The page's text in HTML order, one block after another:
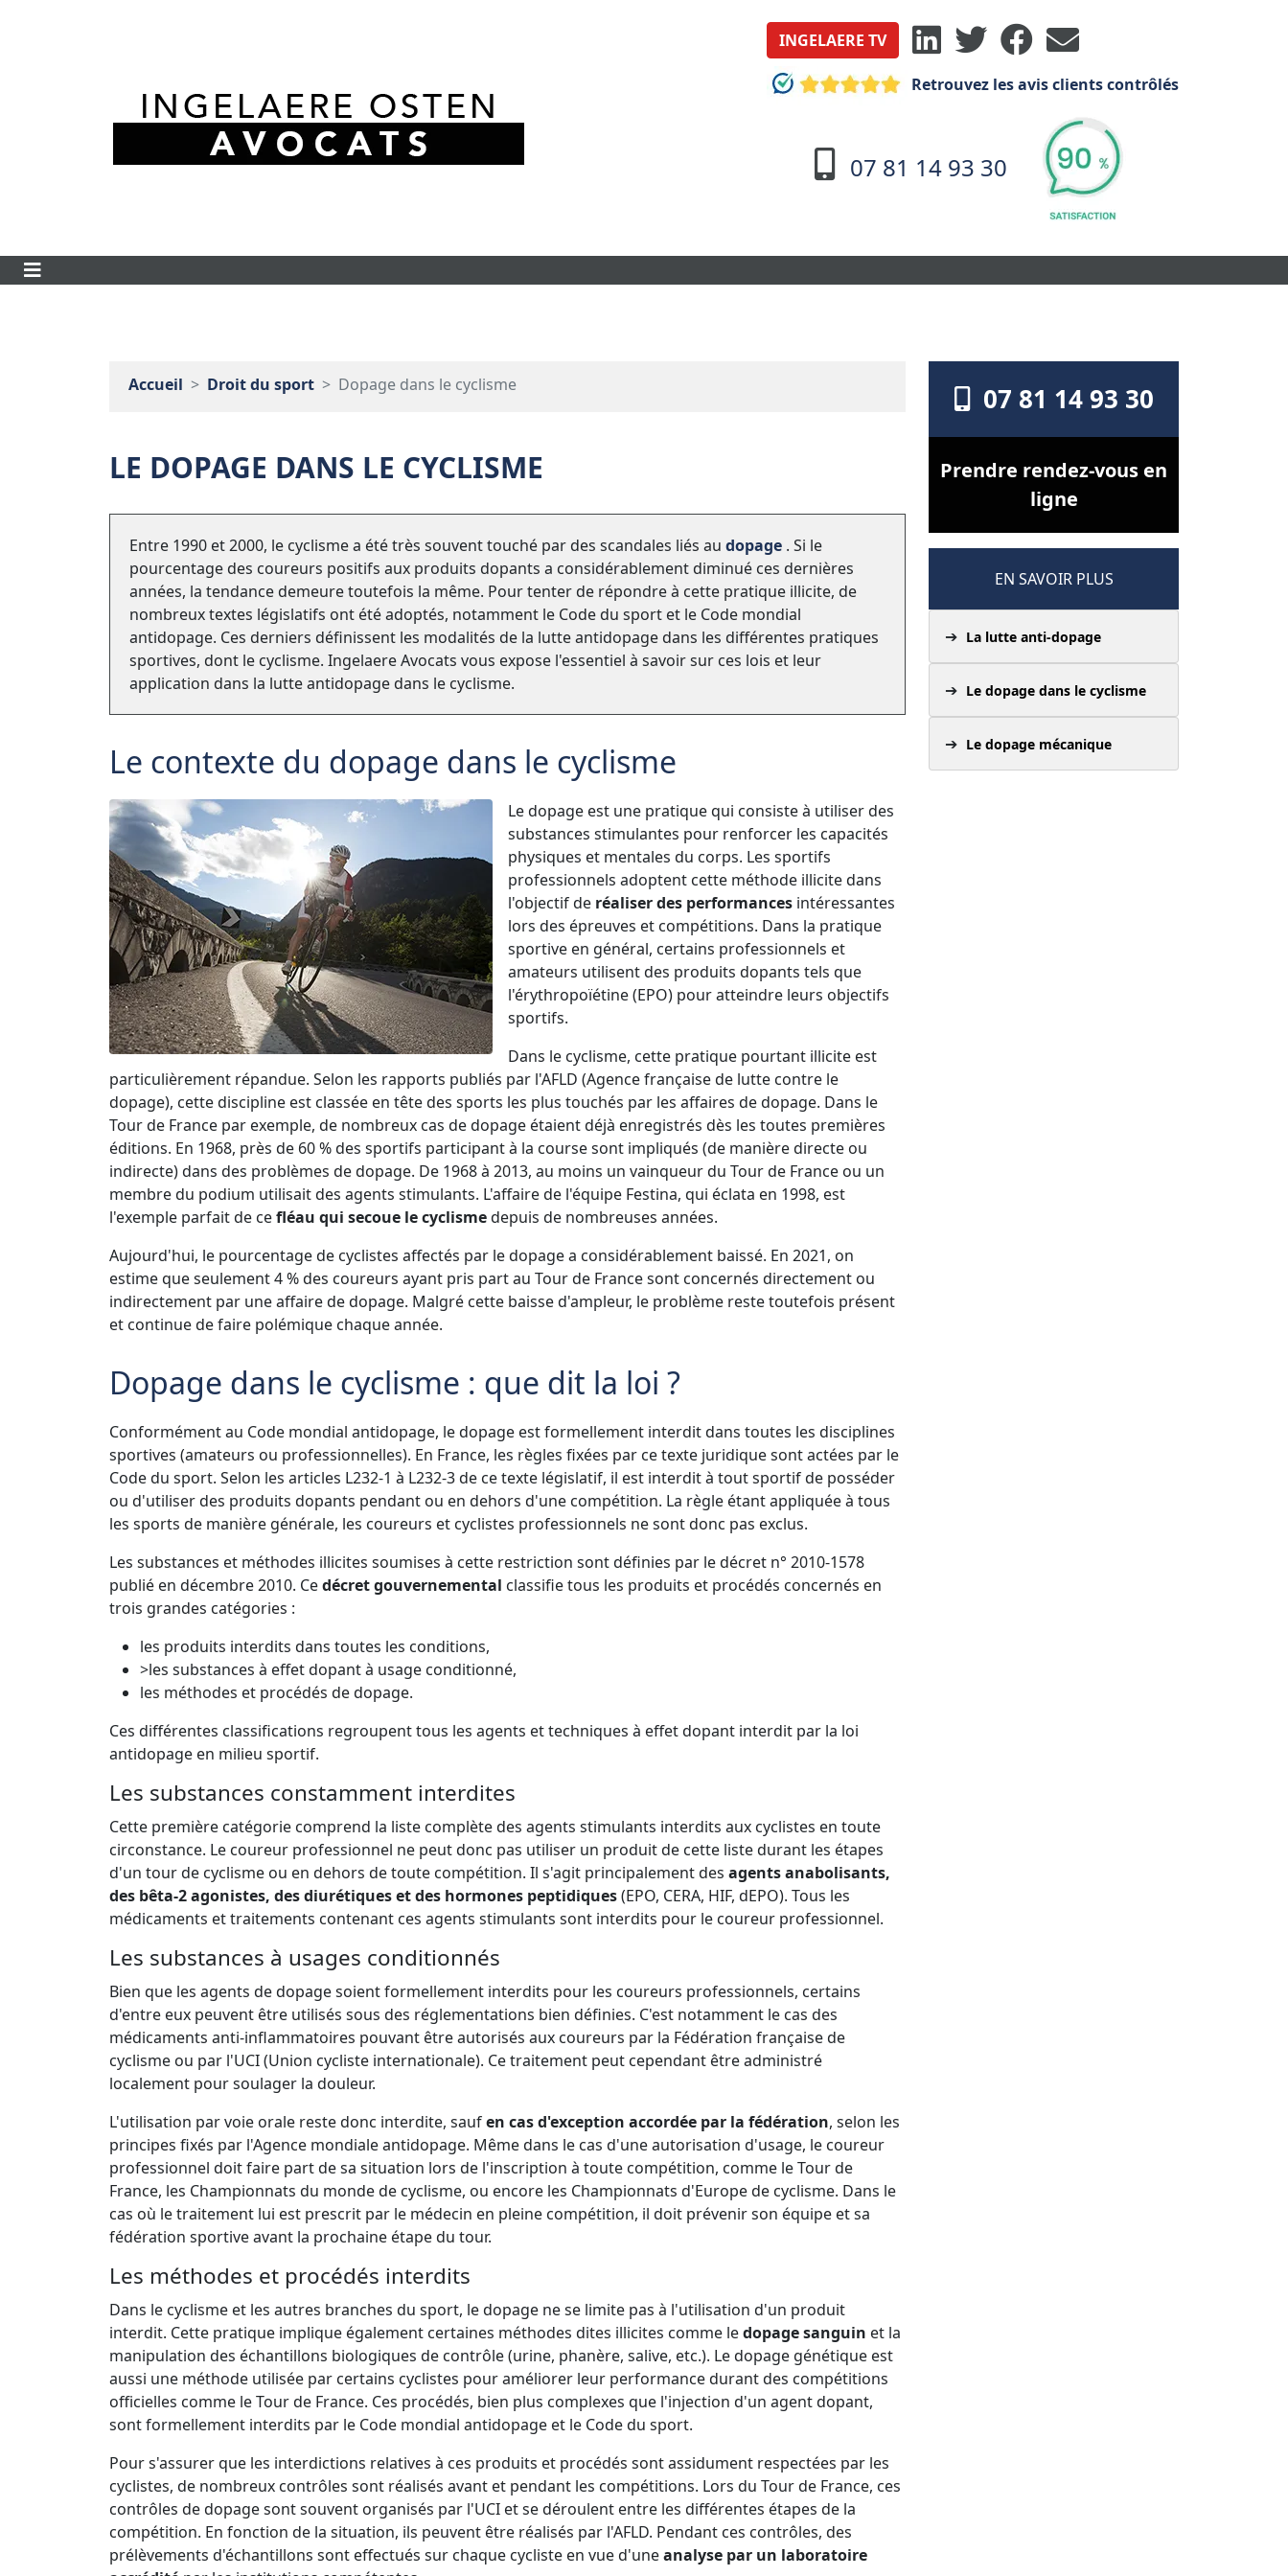
INGELAERE TV
Retrouvez les avis clients contrôlés
07 81 14 93 30
Accueil Droit du sport Dopage dans le cyclisme
LE DOPAGE DANS LE CYCLISME
Entre 1990 et 2000, le cyclisme a été très souvent touché par des scandales liés au dopage . Si le
pourcentage des coureurs positifs aux produits dopants a considérablement diminué ces dernières
années, la tendance demeure toutefois la même. Pour tenter de répondre à cette pratique illicite, de
nombreux textes législatifs ont été adoptés, notamment le Code du sport et le Code mondial
antidopage. Ces derniers définissent les modalités de la lutte antidopage dans les différentes pratiques
sportives, dont le cyclisme. Ingelaere Avocats vous expose l'essentiel à savoir sur ces lois et leur
application dans la lutte antidopage dans le cyclisme.
Le contexte du dopage dans le cyclisme
Le dopage est une pratique qui consiste à utiliser des
substances stimulantes pour renforcer les capacités
physiques et mentales du corps. Les sportifs
professionnels adoptent cette méthode illicite dans
l'objectif de réaliser des performances intéressantes
lors des épreuves et compétitions. Dans la pratique
sportive en général, certains professionnels et
amateurs utilisent des produits dopants tels que
l'érythropoïétine (EPO) pour atteindre leurs objectifs
sportifs.
Dans le cyclisme, cette pratique pourtant illicite est
particulièrement répandue. Selon les rapports publiés par l'AFLD (Agence française de lutte contre le
dopage), cette discipline est classée en tête des sports les plus touchés par les affaires de dopage. Dans le
Tour de France par exemple, de nombreux cas de dopage étaient déjà enregistrés dès les toutes premières
éditions. En 1968, près de 60 % des sportifs participant à la course sont impliqués (de manière directe ou
indirecte) dans des problèmes de dopage. De 1968 à 2013, au moins un vainqueur du Tour de France ou un
membre du podium utilisait des agents stimulants. L'affaire de l'équipe Festina, qui éclata en 1998, est
l'exemple parfait de cefléau qui secoue le cyclismedepuis de nombreuses années.
Aujourd'hui, le pourcentage de cyclistes affectés par le dopage a considérablement baissé. En 2021, on
estime que seulement 4 % des coureurs ayant pris part au Tour de France sont concernés directement ou
indirectement par une affaire de dopage. Malgré cette baisse d'ampleur, le problème reste toutefois présent
et continue de faire polémique chaque année.
Dopage dans le cyclisme : que dit la loi ?
Conformément au Code mondial antidopage, le dopage est formellement interdit dans toutes les disciplines
sportives (amateurs ou professionnelles). En France, les règles fixées par ce texte juridique sont actées par le
Code du sport. Selon les articles L232-1 à L232-3 de ce texte législatif, il est interdit à tout sportif de posséder
ou d'utiliser des produits dopants pendant ou en dehors d'une compétition. La règle étant appliquée à tous
les sports de manière générale, les coureurs et cyclistes professionnels ne sont donc pas exclus.
Les substances et méthodes illicites soumises à cette restriction sont définies par le décret n° 2010-1578
publié en décembre 2010. Cedécret gouvernemental classifie tous les produits et procédés concernés en
trois grandes catégories :
les produits interdits dans toutes les conditions,
>les substances à effet dopant à usage conditionné,
les méthodes et procédés de dopage.
Ces différentes classifications regroupent tous les agents et techniques à effet dopant interdit par la loi
antidopage en milieu sportif.
Les substances constamment interdites
Cette première catégorie comprend la liste complète des agents stimulants interdits aux cyclistes en toute
circonstance. Le coureur professionnel ne peut donc pas utiliser un produit de cette liste durant les étapes
d'un tour de cyclisme ou en dehors de toute compétition. Il s'agit principalement des agents anabolisants,
des bêta-2 agonistes, des diurétiques et des hormones peptidiques(EPO, CERA, HIF, dEPO). Tous les
médicaments et traitements contenant ces agents stimulants sont interdits pour le coureur professionnel.
Les substances à usages conditionnés
Bien que les agents de dopage soient formellement interdits pour les coureurs professionnels, certains
d'entre eux peuvent être utilisés sous des réglementations bien définies. C'est notamment le cas des
médicaments anti-inflammatoires pouvant être autorisés aux coureurs par la Fédération française de
cyclisme ou par l'UCI (Union cycliste internationale). Ce traitement peut cependant être administré
localement pour soulager la douleur.
L'utilisation par voie orale reste donc interdite, saufen cas d'exception accordée par la fédération, selon les
principes fixés par l'Agence mondiale antidopage. Même dans le cas d'une autorisation d'usage, le coureur
professionnel doit faire part de sa situation lors de l'inscription à toute compétition, comme le Tour de
France, les Championnats du monde de cyclisme, ou encore les Championnats d'Europe de cyclisme. Dans le
cas où le traitement lui est prescrit par le médecin en pleine compétition, il doit prévenir son équipe et sa
fédération sportive avant la prochaine étape du tour.
Les méthodes et procédés interdits
Dans le cyclisme et les autres branches du sport, le dopage ne se limite pas à l'utilisation d'un produit
interdit. Cette pratique implique également certaines méthodes dites illicites comme ledopage sanguin et la
manipulation des échantillons biologiques de contrôle (urine, phanère, salive, etc.). Le dopage génétique est
aussi une méthode utilisée par certains cyclistes pour améliorer leur performance durant des compétitions
officielles comme le Tour de France. Ces procédés, bien plus complexes que l'injection d'un agent dopant,
sont formellement interdits par le Code mondial antidopage et le Code du sport.
Pour s'assurer que les interdictions relatives à ces produits et procédés sont assidument respectées par les
cyclistes, de nombreux contrôles sont réalisés avant et pendant les compétitions. Lors du Tour de France, ces
contrôles de dopage sont souvent organisés par l'UCI et se déroulent entre les différentes étapes de la
compétition. En fonction de la situation, ils peuvent être réalisés par l'AFLD. Pendant ces contrôles, des
prélèvements d'échantillons sont effectués sur chaque cycliste en vue d'uneanalyse par un laboratoire
07 81 14 93 30
Prendre rendez-vous en
ligne
EN SAVOIR PLUS
La lutte anti-dopage
Le dopage dans le cyclisme
Le dopage mécanique